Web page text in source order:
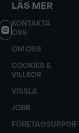
LÄS MER
KONTAKTA
OSS
OM OSS
COOKIES &
VILLKOR
VISSLA
JOBB